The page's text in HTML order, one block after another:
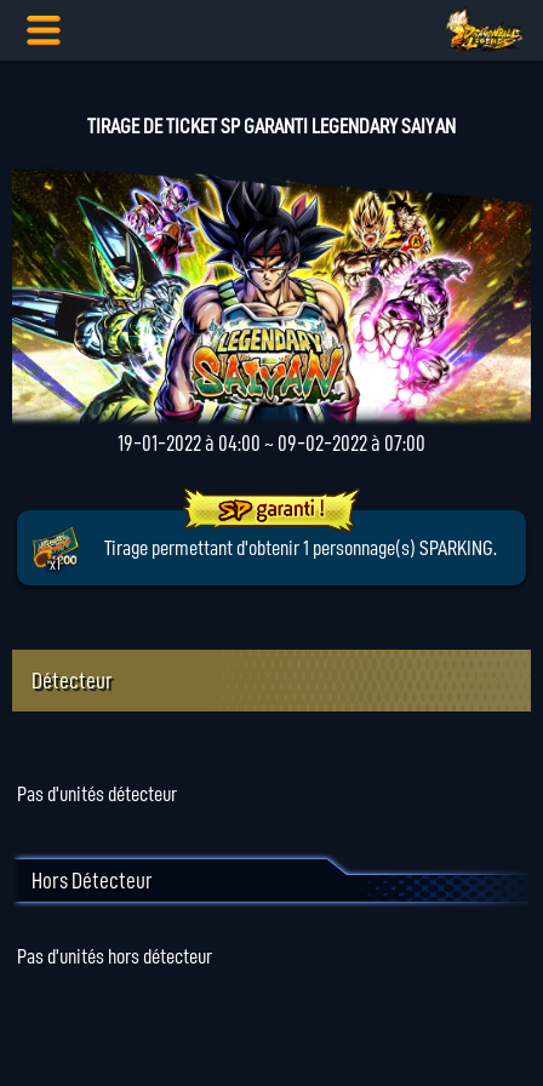
TIRAGE DE TICKET SP GARANTI LEGENDARY SAIYAN
19-01-2022 à 04:00 ~ 09-02-2022 à 07:00
x1
Tirage permettant d'obtenir 1 personnage(s) SPARKING.
Détecteur
Pas d'unités détecteur
Hors Détecteur
Pas d'unités hors détecteur